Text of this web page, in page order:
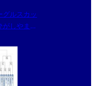
グルスカッ
しやまト